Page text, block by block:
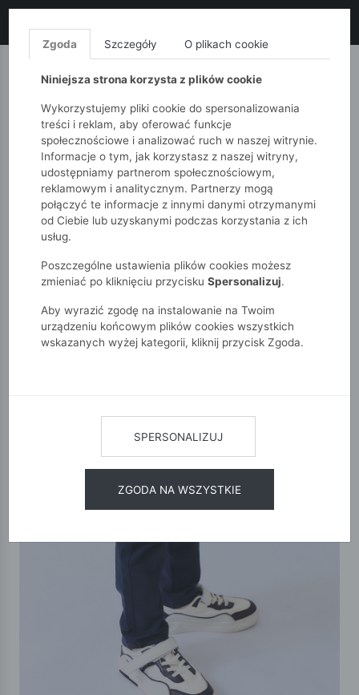
MONNARI QUIOSQUE
51015kids
Chłopcy 2-7 lat
Granatowe spodnie chłopięce - klasyczny krój
Zgoda Szczegóły O plikach cookie
Niniejsza strona korzysta z plików cookie
Wykorzystujemy pliki cookie do spersonalizowania
treści i reklam, aby oferować funkcje
społecznościowe i analizować ruch w naszej witrynie.
Informacje o tym, jak korzystasz z naszej witryny,
udostępniamy partnerom społecznościowym,
reklamowym i analitycznym. Partnerzy mogą
połączyć te informacje z innymi danymi otrzymanymi
od Ciebie lub uzyskanymi podczas korzystania z ich
usług.
Poszczególne ustawienia plików cookies możesz
zmieniać po kliknięciu przycisku Spersonalizuj.
Aby wyrazić zgodę na instalowanie na Twoim
urządzeniu końcowym plików cookies wszystkich
wskazanych wyżej kategorii, kliknij przycisk Zgoda.
SPERSONALIZUJ
ZGODA NA WSZYSTKIE